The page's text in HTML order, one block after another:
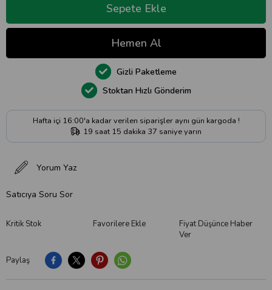
Paylaş
Kritik Stok Favorilere Ekle
Fiyat Düşünce Haber
Ver
Yorum Yaz
Satıcıya Soru Sor
Hafta içi 16:00'a kadar verilen siparişler aynı gün kargoda !
19 saat 15 dakika 37 saniyeyarın
Stoktan Hızlı Gönderim
Gizli Paketleme